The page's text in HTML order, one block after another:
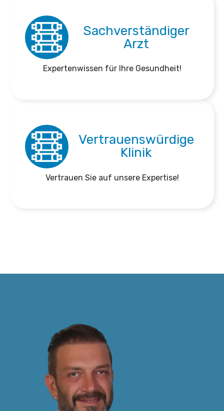
Sachverständiger
Arzt
Expertenwissen für Ihre Gesundheit!
Vertrauenswürdige
Klinik
Vertrauen Sie auf unsere Expertise!